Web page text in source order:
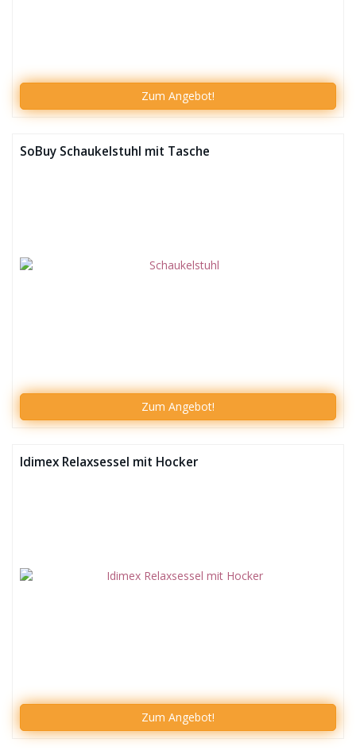
Zum Angebot!
SoBuy Schaukelstuhl mit Tasche
Zum Angebot!
Idimex Relaxsessel mit Hocker
Zum Angebot!